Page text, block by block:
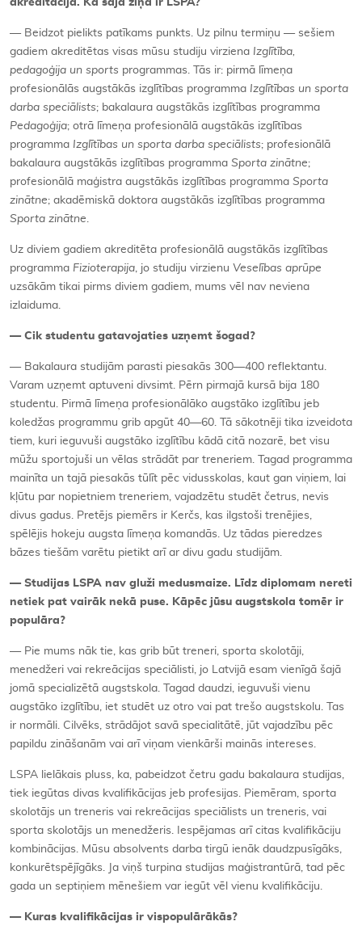
akreditācija. Kā šajā ziņā ir LSPA?
— Beidzot pielikts patīkams punkts. Uz pilnu termiņu — sešiem
gadiem akreditētas visas mūsu studiju virziena Izglītība,
pedagoģija un sports programmas. Tās ir: pirmā līmeņa
profesionālās augstākās izglītības programma Izglītības un sporta
darba speciālists; bakalaura augstākās izglītības programma
Pedagoģija; otrā līmeņa profesionālā augstākās izglītības
programma Izglītības un sporta darba speciālists; profesionālā
bakalaura augstākās izglītības programma Sporta zinātne;
profesionālā maģistra augstākās izglītības programma Sporta
zinātne; akadēmiskā doktora augstākās izglītības programma
Sporta zinātne.
Uz diviem gadiem akreditēta profesionālā augstākās izglītības
programma Fizioterapija, jo studiju virzienu Veselības aprūpe
uzsākām tikai pirms diviem gadiem, mums vēl nav neviena
izlaiduma.
— Cik studentu gatavojaties uzņemt šogad?
— Bakalaura studijām parasti piesakās 300—400 reflektantu.
Varam uzņemt aptuveni divsimt. Pērn pirmajā kursā bija 180
studentu. Pirmā līmeņa profesionālāko augstāko izglītību jeb
koledžas programmu grib apgūt 40—60. Tā sākotnēji tika izveidota
tiem, kuri ieguvuši augstāko izglītību kādā citā nozarē, bet visu
mūžu sportojuši un vēlas strādāt par treneriem. Tagad programma
mainīta un tajā piesakās tūlīt pēc vidusskolas, kaut gan viņiem, lai
kļūtu par nopietniem treneriem, vajadzētu studēt četrus, nevis
divus gadus. Pretējs piemērs ir Kerčs, kas ilgstoši trenējies,
spēlējis hokeju augsta līmeņa komandās. Uz tādas pieredzes
bāzes tiešām varētu pietikt arī ar divu gadu studijām.
— Studijas LSPA nav gluži medusmaize. Līdz diplomam nereti
netiek pat vairāk nekā puse. Kāpēc jūsu augstskola tomēr ir
populāra?
— Pie mums nāk tie, kas grib būt treneri, sporta skolotāji,
menedžeri vai rekreācijas speciālisti, jo Latvijā esam vienīgā šajā
jomā specializētā augstskola. Tagad daudzi, ieguvuši vienu
augstāko izglītību, iet studēt uz otro vai pat trešo augstskolu. Tas
ir normāli. Cilvēks, strādājot savā specialitātē, jūt vajadzību pēc
papildu zināšanām vai arī viņam vienkārši mainās intereses.
LSPA lielākais pluss, ka, pabeidzot četru gadu bakalaura studijas,
tiek iegūtas divas kvalifikācijas jeb profesijas. Piemēram, sporta
skolotājs un treneris vai rekreācijas speciālists un treneris, vai
sporta skolotājs un menedžeris. Iespējamas arī citas kvalifikāciju
kombinācijas. Mūsu absolvents darba tirgū ienāk daudzpusīgāks,
konkurētspējīgāks. Ja viņš turpina studijas maģistrantūrā, tad pēc
gada un septiņiem mēnešiem var iegūt vēl vienu kvalifikāciju.
— Kuras kvalifikācijas ir vispopulārākās?